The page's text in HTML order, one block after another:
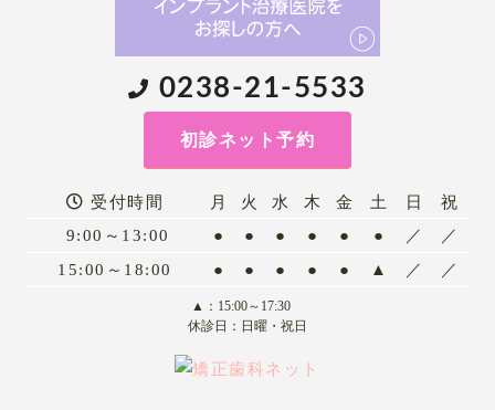
0238-21-5533
初診ネット予約
受付時間 月 火 水 木 金 土 日
祝
9:00～13:00
● ● ● ● ● ● ／
／
15:00～18:00
● ● ● ● ● ▲ ／ ／
▲：15:00～17:30
休診日：日曜・祝日